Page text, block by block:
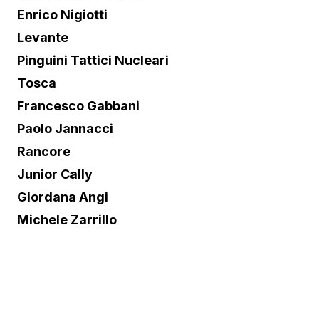
Enrico Nigiotti
Levante
Pinguini Tattici Nucleari
Tosca
Francesco Gabbani
Paolo Jannacci
Rancore
Junior Cally
Giordana Angi
Michele Zarrillo